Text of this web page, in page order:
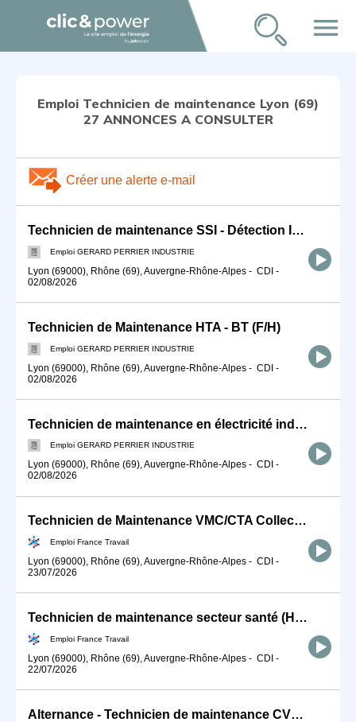
menu
Emploi Technicien de maintenance Lyon (69)
27 ANNONCES A CONSULTER
Créer une alerte e-mail
Technicien de maintenance SSI - Détection Incendie (F/H)
Emploi GERARD PERRIER INDUSTRIE
Lyon (69000), Rhône (69), Auvergne-Rhône-Alpes - CDI -
02/08/2026
Technicien de Maintenance HTA - BT (F/H)
Emploi GERARD PERRIER INDUSTRIE
Lyon (69000), Rhône (69), Auvergne-Rhône-Alpes - CDI -
02/08/2026
Technicien de maintenance en électricité industrielle (F/H)
Emploi GERARD PERRIER INDUSTRIE
Lyon (69000), Rhône (69), Auvergne-Rhône-Alpes - CDI -
02/08/2026
Technicien de Maintenance VMC/CTA Collective (H/F)
Emploi France Travail
Lyon (69000), Rhône (69), Auvergne-Rhône-Alpes - CDI -
23/07/2026
Technicien de maintenance secteur santé (H/F)
Emploi France Travail
Lyon (69000), Rhône (69), Auvergne-Rhône-Alpes - CDI -
22/07/2026
Alternance - Technicien de maintenance CVC - TSE (H/F)